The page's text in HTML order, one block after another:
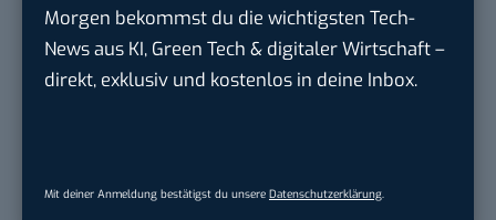
Morgen bekommst du die wichtigsten Tech-
News aus KI, Green Tech & digitaler Wirtschaft –
direkt, exklusiv und kostenlos in deine Inbox.
Mit deiner Anmeldung bestätigst du unsere Datenschutzerklärung
Google lässt dich jetzt selbst bestimmen,
welche Quellen du in der Suche häufiger
siehst. Mit zwei schnellen Klicks kannst du
Hier basicthinking.de hinzufügen